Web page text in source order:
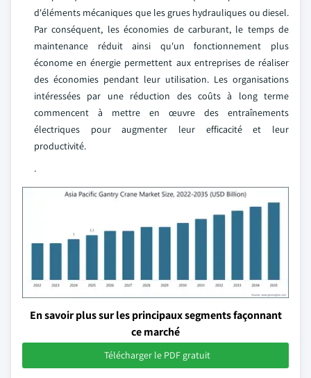
d'éléments mécaniques que les grues hydrauliques ou diesel.
Par conséquent, les économies de carburant, le temps de
maintenance réduit ainsi qu'un fonctionnement plus
économe en énergie permettent aux entreprises de réaliser
des économies pendant leur utilisation. Les organisations
intéressées par une réduction des coûts à long terme
commencent à mettre en œuvre des entraînements
électriques pour augmenter leur efficacité et leur
productivité.
.
En savoir plus sur les principaux segments façonnant
ce marché
Télécharger le PDF gratuit